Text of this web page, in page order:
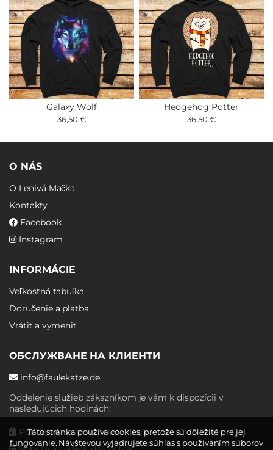
Galaxy Wolf
36,50 €
Hedgehog Potter
36,50 €
O NÁS
O Lenivá Mačka
Kontakty
Facebook
Instagram
INFORMÁCIE
Veľkostná tabuľka
Doručenie a platba
Vrátiť a vymeniť
ОБСЛУЖВАНЕ НА КЛИЕНТИ
info@faulekatze.de
Oddelenie služieb zákazníkom je vám k dispozícii v
nasledujúcich hodinách:
Pondelok - piatok: 10:00 - 19:00
Táto stránka používa cookies, pretože sú dôležité pre jej
fungovanie. Návštevou vyjadrujete súhlas s používaním súborov